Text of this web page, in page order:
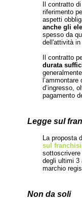
Il contratto
riferimento
aspetti
anche gli
spesso da
dell'attività
Il contratto
durata
d’ingresso,
pagamento
Legge sul
La proposta
sul
degli ultimi 3
marchio
Non da soli